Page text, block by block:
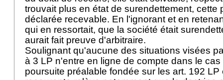
trouvait plus en état de surendettement, cette
déclarée recevable. En l'ignorant et en
qui en ressortait, que la société était
aurait fait preuve d'arbitraire.
Soulignant qu'aucune des situations visées
à 3 LP n'entre en ligne de compte dans le
poursuite préalable fondée sur les art. 192 LP